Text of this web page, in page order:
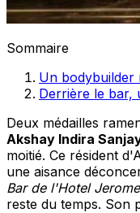
Sommaire
Un bodybuilder
Derrière le bar,
Deux médailles
Akshay Indira
moitié. Ce résident
une aisance
Bar de l'Hotel Jerome
reste du temps. Son